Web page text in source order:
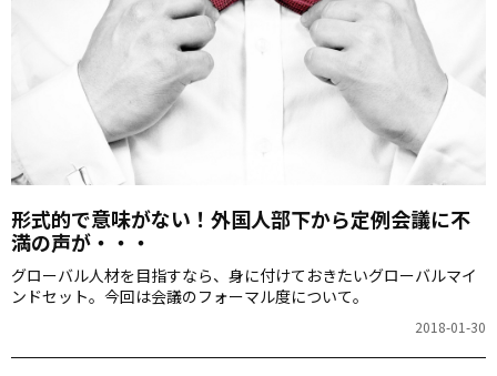
形式的で意味がない！外国人部下から定例会議に不
満の声が・・・
グローバル人材を目指すなら、身に付けておきたいグローバルマイ
ンドセット。今回は会議のフォーマル度について。
2018-01-30